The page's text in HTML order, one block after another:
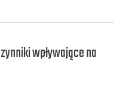
wpływające na